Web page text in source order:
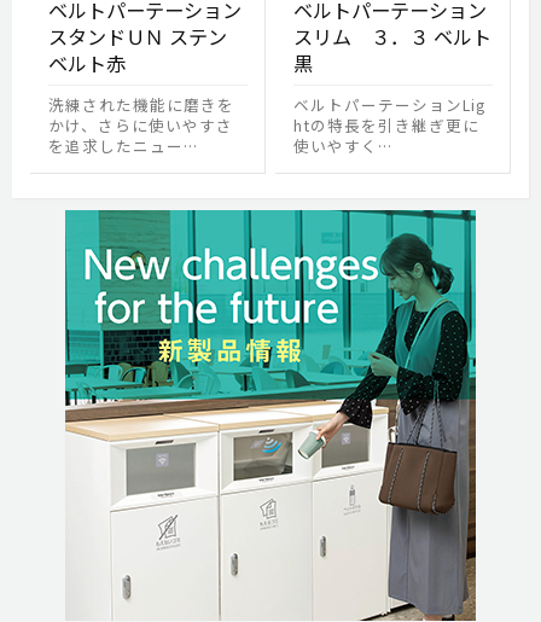
ベルトパーテーション
スタンドＵＮ ステン
ベルト赤
洗練された機能に磨きを
かけ、さらに使いやすさ
を追求したニュー…
ベルトパーテーション
スリム ３．３ ベルト
黒
ベルトパーテーションLig
htの特長を引き継ぎ更に
使いやすく…